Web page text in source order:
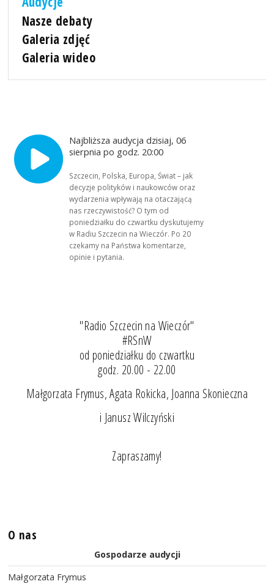
Nasze debaty
Galeria zdjęć
Galeria wideo
Najbliższa audycja dzisiaj, 06
sierpnia po godz. 20:00
Szczecin, Polska, Europa, Świat – jak
decyzje polityków i naukowców oraz
wydarzenia wpływają na otaczającą
nas rzeczywistość? O tym od
poniedziałku do czwartku dyskutujemy
w Radiu Szczecin na Wieczór. Po 20
czekamy na Państwa komentarze,
opinie i pytania.
"Radio Szczecin na Wieczór"
#RSnW
od poniedziałku do czwartku
godz. 20.00 - 22.00
Małgorzata Frymus, Agata Rokicka, Joanna Skonieczna
i Janusz Wilczyński
Zapraszamy!
O nas
Gospodarze audycji
Małgorzata Frymus